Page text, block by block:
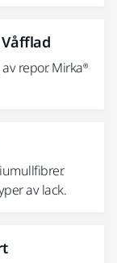
Våfflad
repor. Mirka®
av lack.